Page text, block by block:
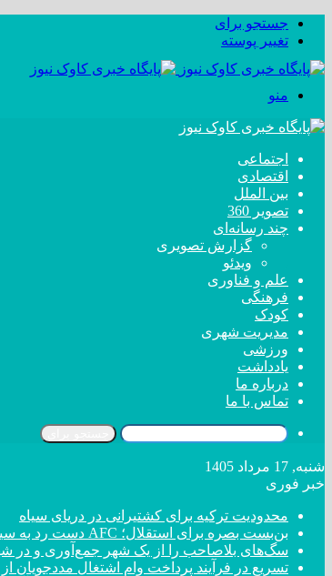
جستجو برای
تغییر پوسته
منو
اجتماعی
اقتصادی
بین الملل
تصویر 360
چند رسانه‌ای
گزارش تصویری
ویدئو
علم و فناوری
فرهنگی
کودک
مدیریت شهری
ورزشی
یادداشت
درباره ما
تماس با ما
شنبه, 17 مرداد 1405
خبر فوری
محدودیت ترکیه برای کشتیرانی در دریای سیاه
بن‌بست بصره برای استقلال؛ AFC دست رد به سینه آبی‌ها زد
سگ‌های بلاصاحب را از یک شهر جمع‌آوری و در
تسریع در فرآیند پرداخت وام اشتغال مددجویان